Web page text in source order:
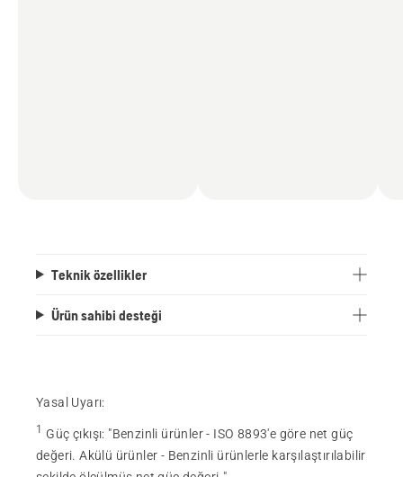
Teknik özellikler
Ürün sahibi desteği
Yasal Uyarı:
1 Güç çıkışı: "Benzinli ürünler - ISO 8893'e göre net güç
değeri. Akülü ürünler - Benzinli ürünlerle karşılaştırılabilir